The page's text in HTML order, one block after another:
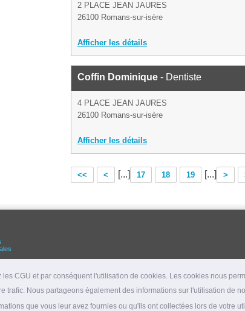
CGU et par conséquent l'utilisation de cookies. Les cookies nous
trafic. Nous partageons également des informations sur l'utilisation de
que vous leur avez fournies ou qu'ils ont collectées lors de votre
2 PLACE JEAN JAURES
26100 Romans-sur-isère
Afficher les détails
Coffin Dominique - Dentiste
4 PLACE JEAN JAURES
26100 Romans-sur-isère
Afficher les détails
<< < [...] 17 18 19 [...] >